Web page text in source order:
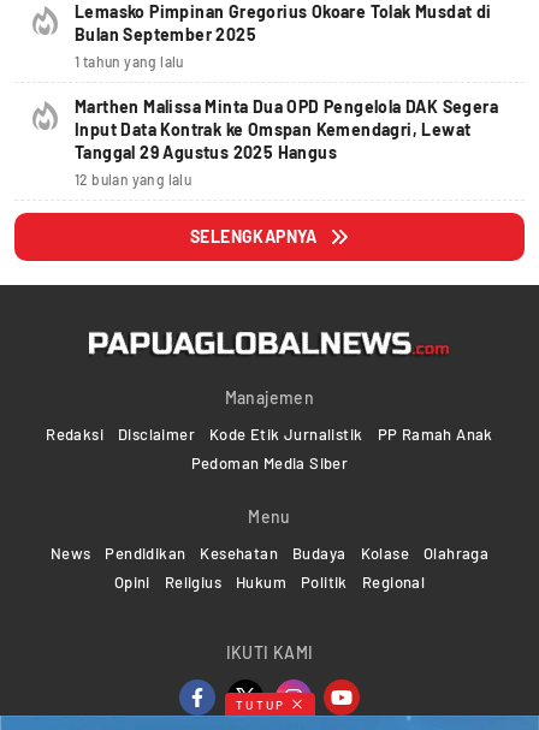
Lemasko Pimpinan Gregorius Okoare Tolak Musdat di
Bulan September 2025
1 tahun yang lalu
Marthen Malissa Minta Dua OPD Pengelola DAK Segera
Input Data Kontrak ke Omspan Kemendagri, Lewat
Tanggal 29 Agustus 2025 Hangus
12 bulan yang lalu
SELENGKAPNYA
Manajemen
Redaksi Disclaimer Kode Etik Jurnalistik
PP Ramah Anak
Pedoman Media Siber
Menu
News Pendidikan Kesehatan Budaya Kolase
Olahraga
Opini
Religius Hukum Politik Regional
IKUTI KAMI
TUTUP